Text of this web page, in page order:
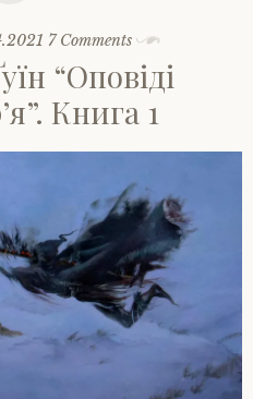
7 Comments
“Оповіді
Книга 1